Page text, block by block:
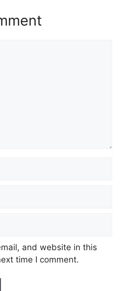
and website in this
time I comment.